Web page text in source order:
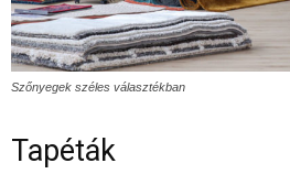
Szőnyegek széles választékban
Tapéták